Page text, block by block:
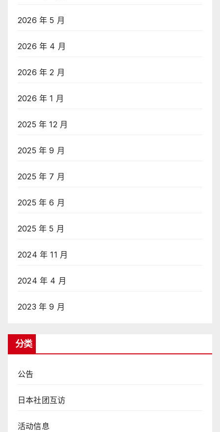
2026 年 5 月
2026 年 4 月
2026 年 2 月
2026 年 1 月
2025 年 12 月
2025 年 9 月
2025 年 7 月
2025 年 6 月
2025 年 5 月
2024 年 11 月
2024 年 4 月
2023 年 9 月
分类
公告
日本社团互访
活动信息